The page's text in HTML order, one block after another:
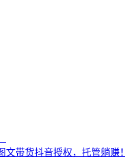
带货抖音授权，托管躺赚！